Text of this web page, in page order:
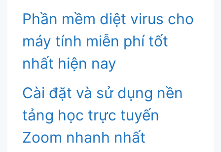
Phần mềm diệt virus cho
máy tính miễn phí tốt
nhất hiện nay
Cài đặt và sử dụng nền
tảng học trực tuyến
Zoom nhanh nhất